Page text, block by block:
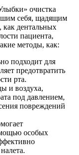
очистка
себя, щадящим
дентальных
пациента,
методы, как:
подходит для
предотвратить
рта.
и воздуха,
под давлением,
повреждений
особых